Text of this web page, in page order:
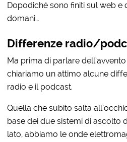
Dopodiché sono finiti sul web e
domani…
Differenze radio/
Ma prima di parlare
chiariamo un attimo alcune
radio e il podcast.
Quella che subito salta
base dei due sistemi di ascolto
lato, abbiamo le onde